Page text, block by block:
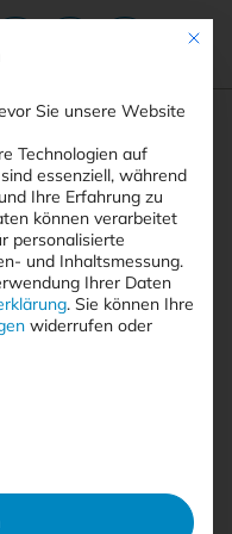
RECHNUNGEN …
sie etwa in
Mit
Sie unsere Website
Technologien auf
essenziell, während
Ihre Erfahrung zu
können verarbeitet
personalisierte
und Inhaltsmessung.
Ihrer Daten
. Sie können Ihre
widerrufen oder
Gruppen, für die eine